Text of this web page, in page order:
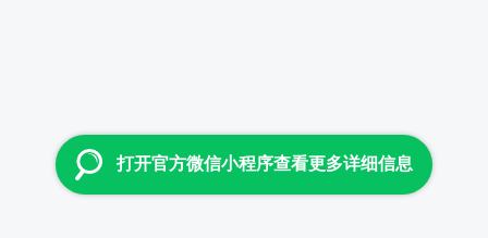
打开官方微信小程序查看更多详细信息